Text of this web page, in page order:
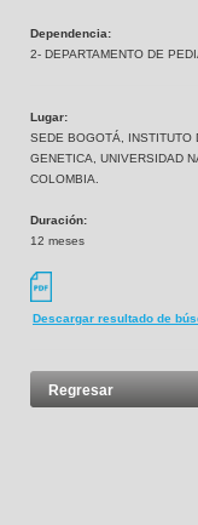
Dependencia:
2- DEPARTAMENTO DE
Lugar:
SEDE BOGOTÁ, INSTITUTO
GENETICA, UNIVERSIDAD
COLOMBIA.
Duración:
12 meses
Descargar resultado de
Regresar